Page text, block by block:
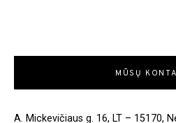
MŪSŲ
A. Mickevičiaus g. 16, LT – 15170,